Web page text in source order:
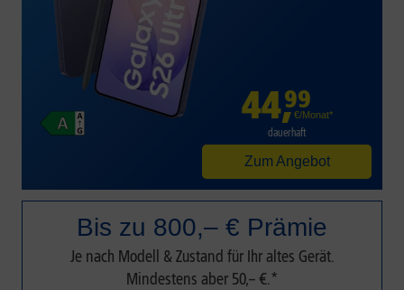
44,99
€/Monat*
dauerhaft
Zum Angebot
Bis zu 800,– € Prämie
Je nach Modell & Zustand für Ihr altes Gerät.
Mindestens aber 50,– €.*